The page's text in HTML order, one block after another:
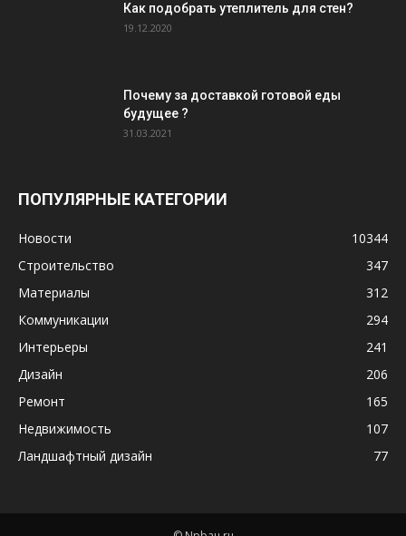
Как подобрать утеплитель для стен?
19.12.2020
Почему за доставкой готовой еды
будущее ?
31.03.2021
ПОПУЛЯРНЫЕ КАТЕГОРИИ
Новости
10344
Строительство
347
Материалы
312
Коммуникации
294
Интерьеры
241
Дизайн
206
Ремонт
165
Недвижимость
107
Ландшафтный дизайн
77